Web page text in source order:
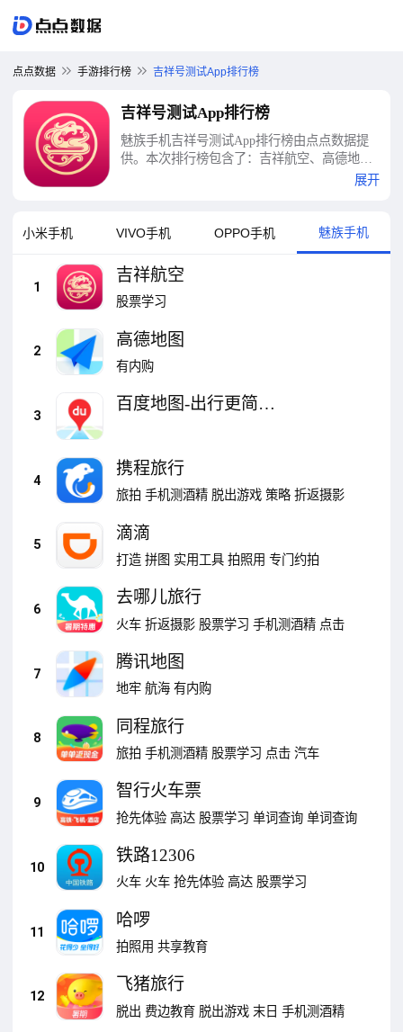
点点数据 手游排行榜 吉祥号测试App排行榜
吉祥号测试App排行榜
魅族手机吉祥号测试App排行榜由点点数据提
供。本次排行榜包含了：吉祥航空、高德地
图、百度地图-出行更简单，AI更懂你、携程旅
App排行榜
展开
小米手机 VIVO手机 OPPO手机 魅族手机
1
吉祥航空
股票学习
2
高德地图
有内购
3
百度地图-出行更简
4
携程旅行
旅拍 手机测酒精 脱出游戏 策略 折返摄影
5
滴滴
打造 拼图 实用工具 拍照用 专门约拍
6
去哪儿旅行
火车 折返摄影 股票学习 手机测酒精 点击
7
腾讯地图
地牢 航海 有内购
8
同程旅行
旅拍 手机测酒精 股票学习 点击 汽车
9
智行火车票
抢先体验 高达 股票学习 单词查询 单词查询
10
铁路12306
火车 火车 抢先体验 高达 股票学习
11
哈啰
拍照用 共享教育
12
飞猪旅行
脱出 费边教育 脱出游戏 末日 手机测酒精